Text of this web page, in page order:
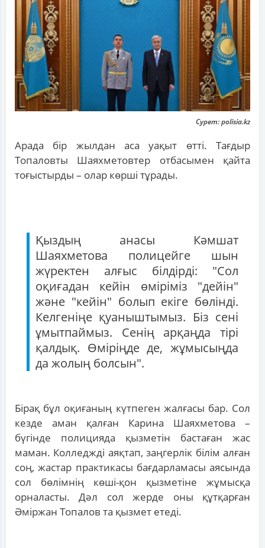
Сурет: polisia.kz
Арада бір жылдан аса уақыт өтті. Тағдыр
Топаловты Шаяхметовтер отбасымен қайта
тоғыстырды – олар көрші тұрады.
Қыздың анасы Кәмшат
Шаяхметова полицейге шын
жүректен алғыс білдірді: "Сол
оқиғадан кейін өміріміз "дейін"
және "кейін" болып екіге бөлінді.
Келгеніңе қуаныштымыз. Біз сені
ұмытпаймыз. Сенің арқаңда тірі
қалдық. Өміріңде де, жұмысыңда
да жолың болсын".
Бірақ бұл оқиғаның күтпеген жалғасы бар. Сол
кезде аман қалған Карина Шаяхметова –
бүгінде полицияда қызметін бастаған жас
маман. Колледжді аяқтап, заңгерлік білім алған
соң, жастар практикасы бағдарламасы аясында
сол бөлімнің көші-қон қызметіне жұмысқа
орналасты. Дәл сол жерде оны құтқарған
Әміржан Топалов та қызмет етеді.